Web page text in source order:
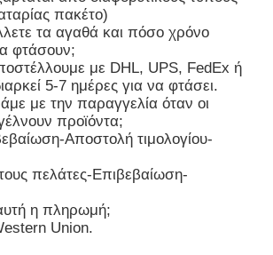
πακέτο)
τα αγαθά και πόσο χρόνο
φτάσουν;
με DHL, UPS, FedEx ή
5-7 ημέρες για να φτάσει.
με την παραγγελία όταν οι
προϊόντα;
Αποστολή τιμολογίου-
πελάτες-Επιβεβαίωση-
η πληρωμή;
Union.